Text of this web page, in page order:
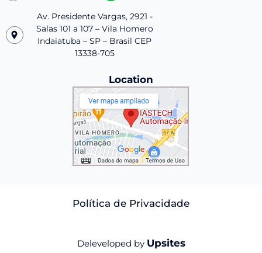
Av. Presidente Vargas, 2921 -
Salas 101 a 107 – Vila Homero
Indaiatuba – SP – Brasil CEP
13338-705
Location
Política de Privacidade
Deleveloped by Upsites